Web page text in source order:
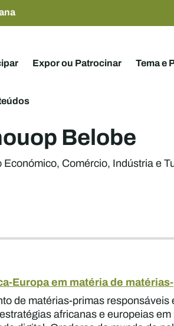
Expor ou Patrocinar Tema e
Belobe
Comércio, Indústria e
Europa em matéria de
de matérias-primas
africanas e europeias